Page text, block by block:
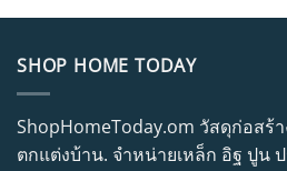
SHOP HOME TODAY
ShopHomeToday.om วัสดุก่อสร้
ตกแต่งบ้าน. จำหน่ายเหล็ก อิฐ ปูน